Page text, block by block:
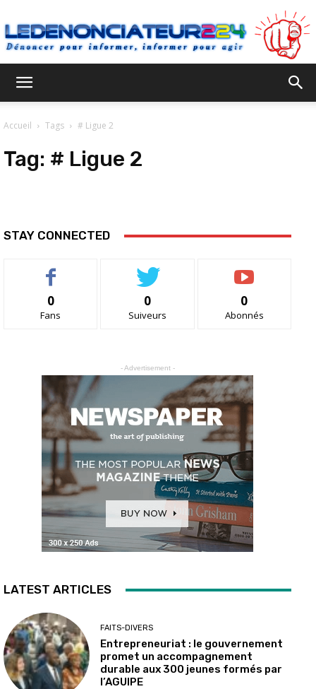
Accueil Tags # Ligue 2
Tag: # Ligue 2
STAY CONNECTED
0
Fans
0
Suiveurs
0
Abonnés
- Advertisement -
LATEST ARTICLES
FAITS-DIVERS
Entrepreneuriat : le gouvernement
promet un accompagnement
durable aux 300 jeunes formés par
l’AGUIPE